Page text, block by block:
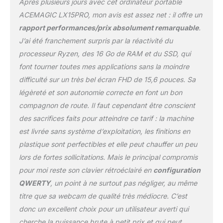
portable gaming améliore
vos performances avec 16
Go de RAM DDR4,
extensible jusqu'à 64 Go.
Associée à un SSD de 512
Go, extensible jusqu'à 4 To
avec M.2 NVMe PCIe 3.0,
cette combinaison garantit
un accès aux données
ultra-rapide et une gestion
fluide des tâches
exigeantes telles que le
montage vidéo et les jeux,
6 et Bluetooth 5.2} :
ACEMAGIC ordinateur
portable bénéficie de
vitesses plus élevées,
connexions stables avec
Wi-Fi 6, ce qui augmente
Après plusieurs jours avec cet ordinateur portable
ACEMAGIC LX15PRO, mon avis est assez net : il offre un
rapport performances/prix absolument remarquable.
J’ai été franchement surpris par la réactivité du
processeur Ryzen, des 16 Go de RAM et du SSD, qui
font tourner toutes mes applications sans la moindre
difficulté sur un très bel écran FHD de 15,6 pouces. Sa
légèreté et son autonomie correcte en font un bon
compagnon de route. Il faut cependant être conscient
des sacrifices faits pour atteindre ce tarif : la machine
est livrée sans système d’exploitation, les finitions en
plastique sont perfectibles et elle peut chauffer un peu
lors de fortes sollicitations. Mais le principal compromis
pour moi reste son clavier rétroéclairé en configuration
QWERTY, un point à ne surtout pas négliger, au même
titre que sa webcam de qualité très médiocre. C’est
donc un excellent choix pour un utilisateur averti qui